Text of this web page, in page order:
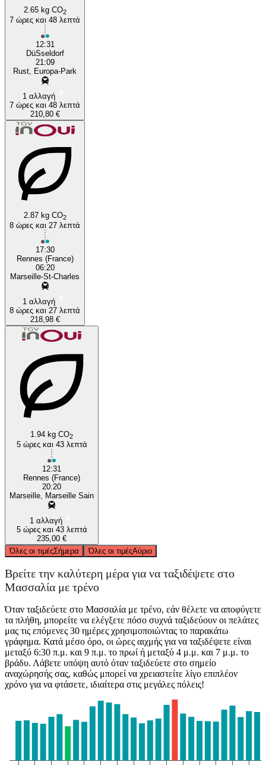
2.65 kg CO2
7 ώρες και 48 λεπτά
12:31
DüSseldorf
21:09
Rust, Europa-Park
1 αλλαγή
7 ώρες και 48 λεπτά
210,80 €
2.87 kg CO2
8 ώρες και 27 λεπτά
17:30
Rennes (France)
06:20
Marseille-St-Charles
1 αλλαγή
8 ώρες και 27 λεπτά
218,98 €
1.94 kg CO2
5 ώρες και 43 λεπτά
12:31
Rennes (France)
20:20
Marseille, Marseille Sain
1 αλλαγή
5 ώρες και 43 λεπτά
235,00 €
Όλες οι τιμέςΣήμερα Όλες οι τιμέςΑύριο
Βρείτε την καλύτερη μέρα για να ταξιδέψετε στο
Μασσαλία με τρένο
Όταν ταξιδεύετε στο Μασσαλία με τρένο, εάν θέλετε να αποφύγετε
τα πλήθη, μπορείτε να ελέγξετε πόσο συχνά ταξιδεύουν οι πελάτες
μας τις επόμενες 30 ημέρες χρησιμοποιώντας το παρακάτω
γράφημα. Κατά μέσο όρο, οι ώρες αιχμής για να ταξιδέψετε είναι
μεταξύ 6:30 π.μ. και 9 π.μ. το πρωί ή μεταξύ 4 μ.μ. και 7 μ.μ. το
βράδυ. Λάβετε υπόψη αυτό όταν ταξιδεύετε στο σημείο
αναχώρησής σας, καθώς μπορεί να χρειαστείτε λίγο επιπλέον
χρόνο για να φτάσετε, ιδιαίτερα στις μεγάλες πόλεις!